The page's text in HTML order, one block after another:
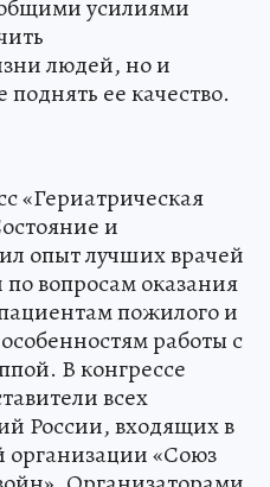
усилиями
людей, но и
ее качество.
«Гериатрическая
и
опыт лучших врачей
вопросам оказания
пожилого и
работы с
В конгрессе
всех
России, входящих в
организации «Союз